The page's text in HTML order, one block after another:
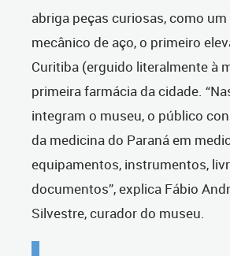
abriga peças curiosas, como
mecânico de aço, o primeiro
Curitiba (erguido literalmente à
primeira farmácia da cidade.
integram o museu, o público
da medicina do Paraná em
equipamentos, instrumentos,
documentos”, explica Fábio
Silvestre, curador do museu.